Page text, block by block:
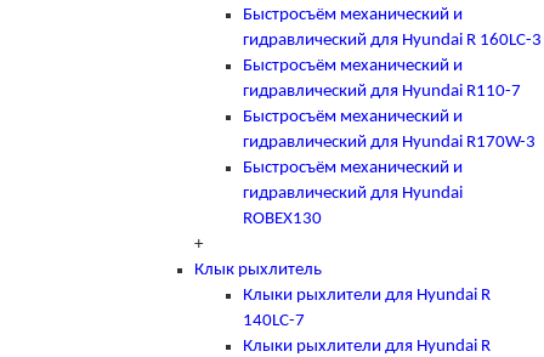
Быстросъём механический и
гидравлический для Hyundai R 160LC-3
Быстросъём механический и
гидравлический для Hyundai R110-7
Быстросъём механический и
гидравлический для Hyundai R170W-3
Быстросъём механический и
гидравлический для Hyundai
ROBEX130
+
Клык рыхлитель
Клыки рыхлители для Hyundai R
140LC-7
Клыки рыхлители для Hyundai R